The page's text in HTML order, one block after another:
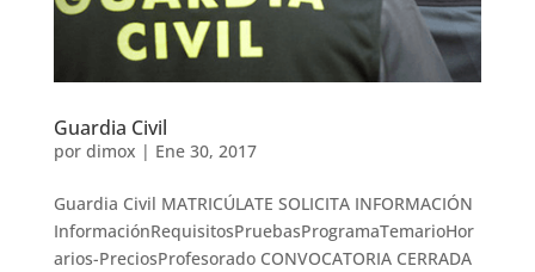
Guardia Civil
por dimox | Ene 30, 2017
Guardia Civil MATRICÚLATE SOLICITA INFORMACIÓN
InformaciónRequisitosPruebasProgramaTemarioHor
arios-PreciosProfesorado CONVOCATORIA CERRADA